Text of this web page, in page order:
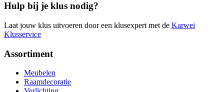
Hulp bij je klus nodig?
Laat jouw klus uitvoeren door een klusexpert met de Karwei
Klusservice
Assortiment
Meubelen
Raamdecoratie